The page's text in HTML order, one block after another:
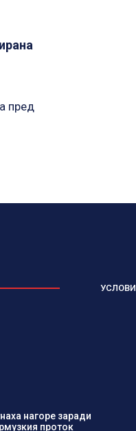
пред
нагоре заради
проток